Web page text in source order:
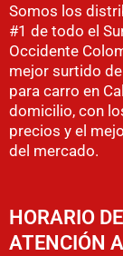
Somos los
#1 de todo el
Occidente
mejor surtido
para carro en
domicilio, con
precios y el
del mercado.
HORARIO DE
ATENCIÓN